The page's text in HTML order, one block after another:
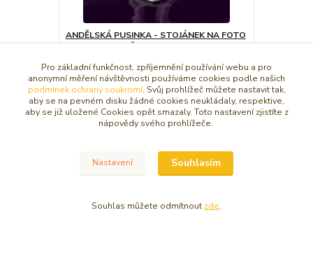
ANDĚLSKÁ PUSINKA - STOJÁNEK NA FOTO
A VZKAZY - SOŠKA
129 Kč/ks
Dát do košíčku
Zboží zařazeno v kategoriích
SOŠKY, RELIÉFY ANDĚL
Pro základní funkčnost, zpříjemnění používání webu a pro
anonymní měření návštěvnosti používáme cookies podle našich
podmínek ochrany soukromí. Svůj prohlížeč můžete nastavit tak,
aby se na pevném disku žádné cookies neukládaly, respektive,
aby se již uložené Cookies opět smazaly. Toto nastavení zjistíte z
nápovědy svého prohlížeče.
Nastavení Souhlasím
Souhlas můžete odmítnout zde.